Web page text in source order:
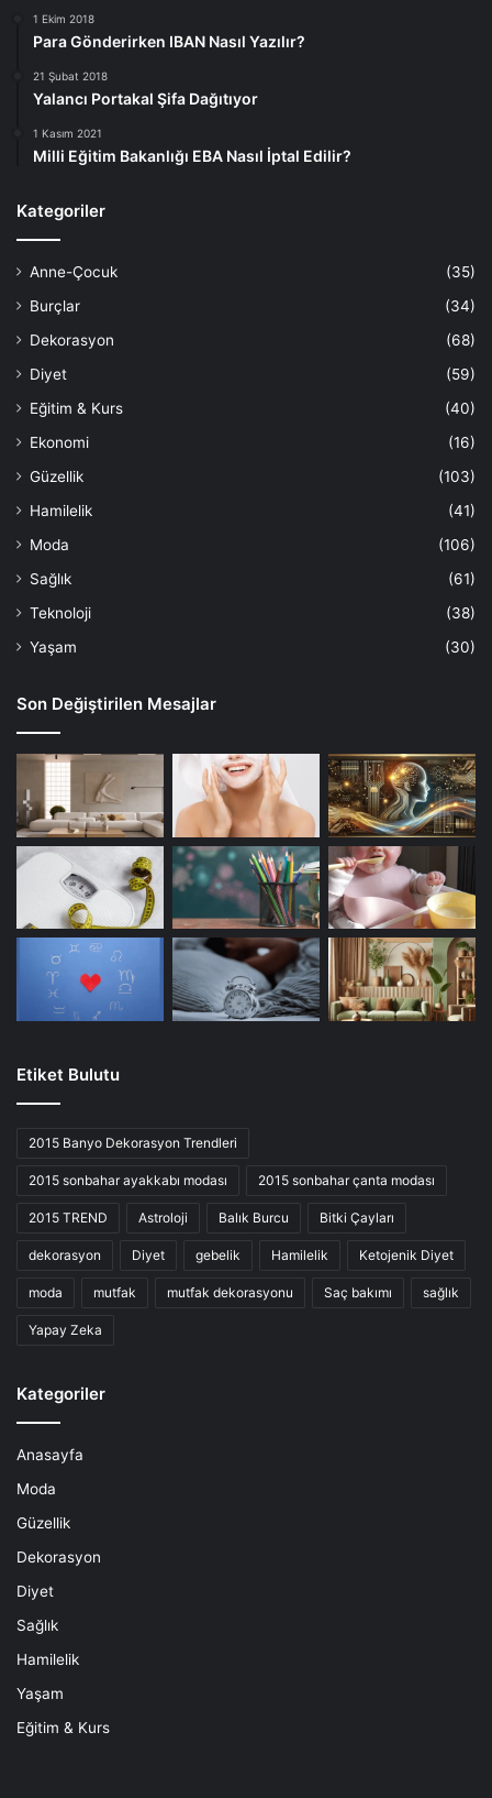
1 Ekim 2018
Para Gönderirken IBAN Nasıl Yazılır?
21 Şubat 2018
Yalancı Portakal Şifa Dağıtıyor
1 Kasım 2021
Milli Eğitim Bakanlığı EBA Nasıl İptal Edilir?
Kategoriler
Anne-Çocuk
(35)
Burçlar
(34)
Dekorasyon
(68)
Diyet
(59)
Eğitim & Kurs
(40)
Ekonomi
(16)
Güzellik
(103)
Hamilelik
(41)
Moda
(106)
Sağlık
(61)
Teknoloji
(38)
Yaşam
(30)
Son Değiştirilen Mesajlar
Etiket Bulutu
2015 Banyo Dekorasyon Trendleri
2015 sonbahar ayakkabı modası 2015 sonbahar çanta modası
2015 TREND Astroloji Balık Burcu Bitki Çayları
dekorasyon Diyet gebelik Hamilelik Ketojenik Diyet
moda mutfak mutfak dekorasyonu Saç bakımı sağlık
Yapay Zeka
Kategoriler
Anasayfa
Moda
Güzellik
Dekorasyon
Diyet
Sağlık
Hamilelik
Yaşam
Eğitim & Kurs